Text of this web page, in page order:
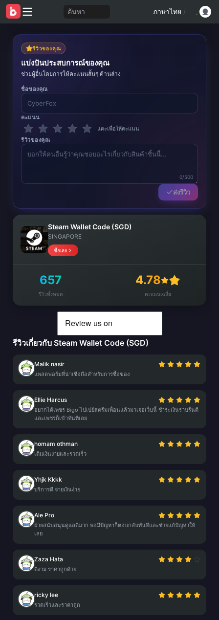
ค้นหา ภาษาไทย /
รีวิวของคุณ
แบ่งปันประสบการณ์ของคุณ
ช่วยผู้อื่นโดยการให้คะแนนสั้นๆ ด้านล่าง
ชื่อของคุณ
คะแนน
แตะเพื่อให้คะแนน
รีวิวของคุณ
0/500
ส่งรีวิว
Steam Wallet Code (SGD)
SINGAPORE
ซื้อเลย
657
รีวิวทั้งหมด
4.78
คะแนนเฉลี่ย
รีวิวเกี่ยวกับ Steam Wallet Code (SGD)
Malik nasir
แพลตฟอร์มที่น่าเชื่อถือสำหรับการซื้อของ
Ellie Harcus
อยากได้เพชร Bigo ไปเปย์สตรีมเพื่อนแล้วมาเจอเว็บนี้ ชำระเงินราบรื่นดี
และเพชรก็เข้าทันทีเลย
homam othman
เติมเงินง่ายและรวดเร็ว
Yhjk Kkkk
บริการดี จ่ายเงินง่าย
Ale Pro
ฝ่ายสนับสนุนดูแลดีมาก พอมีปัญหาก็ตอบกลับทันทีและช่วยแก้ปัญหาให้
เลย
Zaza Hata
ดีงาม ราคาถูกด้วย
ricky lee
รวดเร็วและราคาถูก